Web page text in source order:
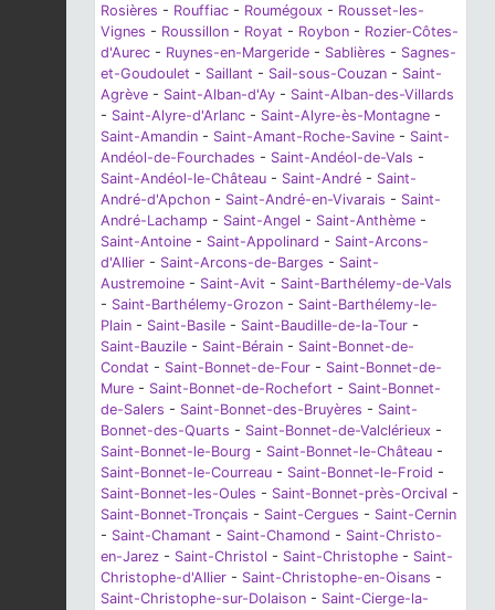
Rosières - Rouffiac - Roumégoux - Rousset-les-
Vignes - Roussillon - Royat - Roybon - Rozier-Côtes-
d'Aurec - Ruynes-en-Margeride - Sablières - Sagnes-
et-Goudoulet - Saillant - Sail-sous-Couzan - Saint-
Agrève - Saint-Alban-d'Ay - Saint-Alban-des-Villards
- Saint-Alyre-d'Arlanc - Saint-Alyre-ès-Montagne -
Saint-Amandin - Saint-Amant-Roche-Savine - Saint-
Andéol-de-Fourchades - Saint-Andéol-de-Vals -
Saint-Andéol-le-Château - Saint-André - Saint-
André-d'Apchon - Saint-André-en-Vivarais - Saint-
André-Lachamp - Saint-Angel - Saint-Anthème -
Saint-Antoine - Saint-Appolinard - Saint-Arcons-
d'Allier - Saint-Arcons-de-Barges - Saint-
Austremoine - Saint-Avit - Saint-Barthélemy-de-Vals
- Saint-Barthélemy-Grozon - Saint-Barthélemy-le-
Plain - Saint-Basile - Saint-Baudille-de-la-Tour -
Saint-Bauzile - Saint-Bérain - Saint-Bonnet-de-
Condat - Saint-Bonnet-de-Four - Saint-Bonnet-de-
Mure - Saint-Bonnet-de-Rochefort - Saint-Bonnet-
de-Salers - Saint-Bonnet-des-Bruyères - Saint-
Bonnet-des-Quarts - Saint-Bonnet-de-Valclérieux -
Saint-Bonnet-le-Bourg - Saint-Bonnet-le-Château -
Saint-Bonnet-le-Courreau - Saint-Bonnet-le-Froid -
Saint-Bonnet-les-Oules - Saint-Bonnet-près-Orcival -
Saint-Bonnet-Tronçais - Saint-Cergues - Saint-Cernin
- Saint-Chamant - Saint-Chamond - Saint-Christo-
en-Jarez - Saint-Christol - Saint-Christophe - Saint-
Christophe-d'Allier - Saint-Christophe-en-Oisans -
Saint-Christophe-sur-Dolaison - Saint-Cierge-la-